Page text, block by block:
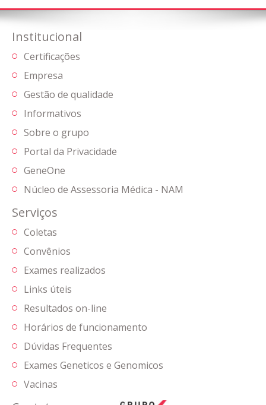
Institucional
Certificações
Empresa
Gestão de qualidade
Informativos
Sobre o grupo
Portal da Privacidade
GeneOne
Núcleo de Assessoria Médica - NAM
Serviços
Coletas
Convênios
Exames realizados
Links úteis
Resultados on-line
Horários de funcionamento
Dúvidas Frequentes
Exames Geneticos e Genomicos
Vacinas